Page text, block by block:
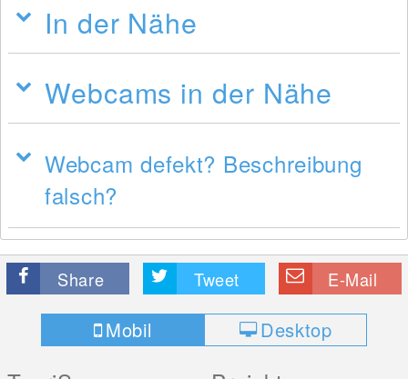
In der Nähe
Webcams in der Nähe
Webcam defekt? Beschreibung
falsch?
Share Tweet E-Mail
Mobil Desktop